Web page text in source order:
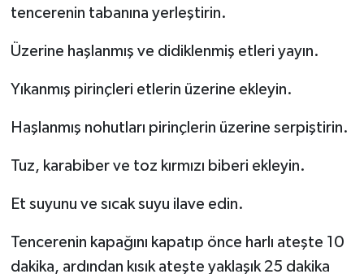
tencerenin tabanına yerleştirin.
Üzerine haşlanmış ve didiklenmiş etleri yayın.
Yıkanmış pirinçleri etlerin üzerine ekleyin.
Haşlanmış nohutları pirinçlerin üzerine serpiştirin.
Tuz, karabiber ve toz kırmızı biberi ekleyin.
Et suyunu ve sıcak suyu ilave edin.
Tencerenin kapağını kapatıp önce harlı ateşte 10
dakika, ardından kısık ateşte yaklaşık 25 dakika